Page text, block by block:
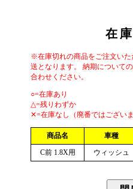
在
※在庫切れの商品をご注文い
送となります。 納期について
合わせください。
○=在庫あり
△=残りわずか
✕=在庫なし（廃番ではございま
商品名 車種
C前 1.8X用
ウィッシュ